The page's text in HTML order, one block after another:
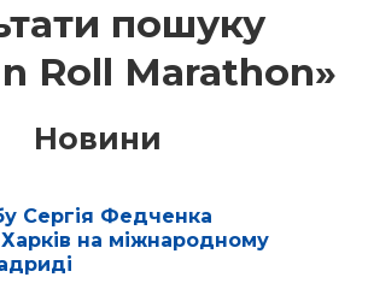
пошуку
Roll Marathon»
Новини
Сергія Федченка
на міжнародному